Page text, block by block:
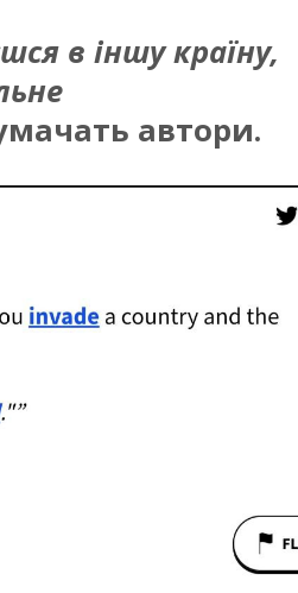
в іншу країну,
автори.